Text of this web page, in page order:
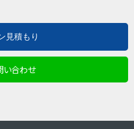
い合わせ